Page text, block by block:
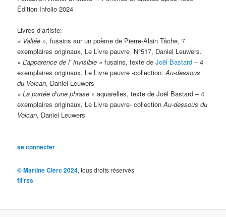
Édition Infolio 2024
Livres d’artiste:
« Vallée », fusains sur un poème de Pierre-Alain Tâche, 7
exemplaires originaux, Le Livre pauvre N°517, Daniel Leuwers.
«L’apparence de l’ invisible »fusains, texte deJoël Bastard – 4
exemplaires originaux, Le Livre pauvre -collection:Au-dessous
du Volcan, Daniel Leuwers
«La portée d’une phrase »aquarelles, texte de Joël Bastard – 4
exemplaires originaux, Le Livre pauvre- collectionAu-dessousdu
Volcan, Daniel Leuwers
se connecter
© Martine Clerc 2024, tous droits réservés
fil rss